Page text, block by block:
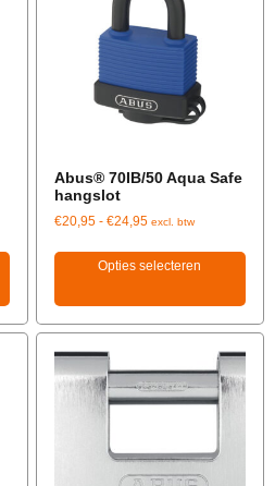
Abus® 70IB/50 Aqua Safe
hangslot
€20,95 - €24,95 excl. btw
Opties selecteren